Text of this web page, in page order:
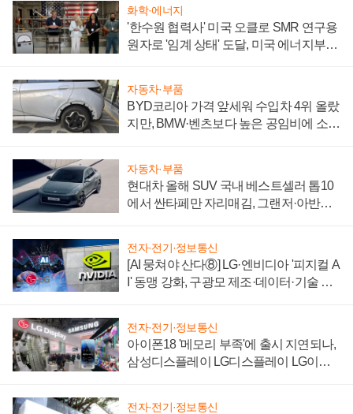
화학·에너지
'한수원 협력사' 미국 오클로 SMR 연구용
원자로 '임계 상태' 도달, 미국 에너지부
자동차·부품
BYD코리아 가격 앞세워 수입차 4위 올랐
지만, BMW·벤츠보다 높은 공임비에 소비
자동차·부품
현대차 올해 SUV 국내 베스트셀러 톱10
에서 싼타페만 자리매김, 그랜저·아반떼
전자·전기·정보통신
[AI 뭉쳐야 산다⑧] LG·엔비디아 '피지컬 A
I' 동맹 강화, 구광모 제조·데이터·기술 결
전자·전기·정보통신
아이폰18 '메모리 부족'에 출시 지연되나,
삼성디스플레이 LG디스플레이 LG이노
전자·전기·정보통신